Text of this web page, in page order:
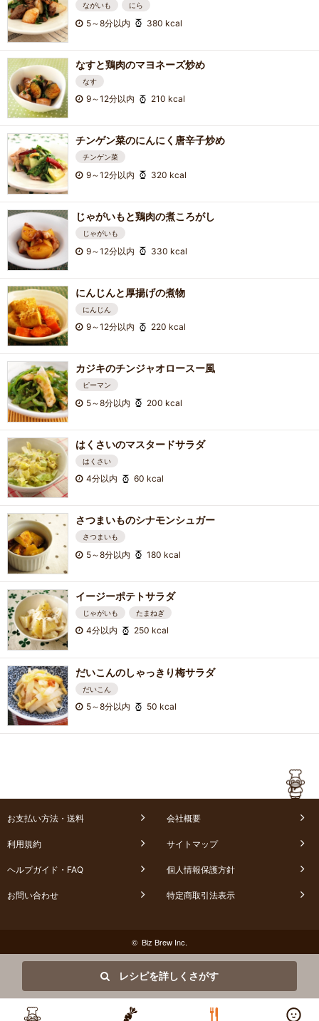
レシピを詳しくさがす
ながいも にら
5～8分以内 380 kcal
なすと鶏肉のマヨネーズ炒め
なす
9～12分以内 210 kcal
チンゲン菜のにんにく唐辛子炒め
チンゲン菜
9～12分以内 320 kcal
じゃがいもと鶏肉の煮ころがし
じゃがいも
9～12分以内 330 kcal
にんじんと厚揚げの煮物
にんじん
9～12分以内 220 kcal
カジキのチンジャオロースー風
ピーマン
5～8分以内 200 kcal
はくさいのマスタードサラダ
はくさい
4分以内 60 kcal
さつまいものシナモンシュガー
さつまいも
5～8分以内 180 kcal
イージーポテトサラダ
じゃがいも たまねぎ
4分以内 250 kcal
だいこんのしゃっきり梅サラダ
だいこん
5～8分以内 50 kcal
お支払い方法・送料 会社概要
利用規約 サイトマップ
ヘルプガイド・FAQ 個人情報保護方針
お問い合わせ 特定商取引法表示
© Biz Brew Inc.